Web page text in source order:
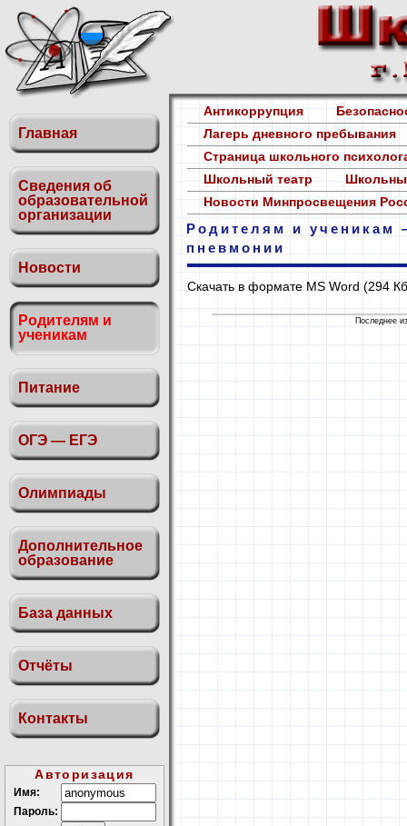
Главная
Сведения об
образовательной
организации
Новости
Родителям и
ученикам
Питание
ОГЭ — ЕГЭ
Олимпиады
Дополнительное
образование
База данных
Отчёты
Контакты
Авторизация
Имя:
Пароль:
Антикоррупция
Лагерь дневного пребывания
Страница школьного
Школьный театр
Новости Минпросвещения
Родителям и ученикам
пневмонии
Скачать в формате MS Word (294
Последнее